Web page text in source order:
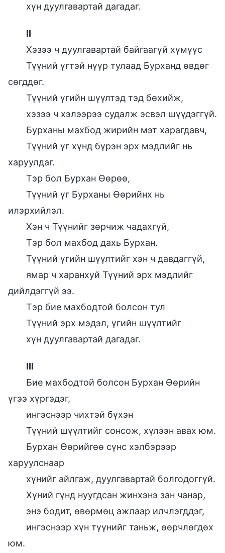
хүн дуулгавартай дагадаг.
II
Хэзээ ч дуулгавартай байгаагүй хүмүүс
Түүний үгтэй нүүр тулаад Бурханд өвдөг
сөгддөг.
Түүний үгийн шүүлтэд тэд бөхийж,
хэзээ ч хэлээрээ судалж эсвэл шүүдэггүй.
Бурханы махбод жирийн мэт харагдавч,
Түүний үг хүнд бүрэн эрх мэдлийг нь
харуулдаг.
Тэр бол Бурхан Өөрөө,
Түүний үг Бурханы Өөрийнх нь
илэрхийлэл.
Хэн ч Түүнийг зөрчиж чадахгүй,
Тэр бол махбод дахь Бурхан.
Түүний үгийн шүүлтийг хэн ч давдаггүй,
ямар ч харанхуй Түүний эрх мэдлийг
дийлдэггүй ээ.
Тэр бие махбодтой болсон тул
Түүний эрх мэдэл, үгийн шүүлтийг
хүн дуулгавартай дагадаг.
III
Бие махбодтой болсон Бурхан Өөрийн
үгээ хүргэдэг,
ингэснээр чихтэй бүхэн
Түүний шүүлтийг сонсож, хүлээн авах юм.
Бурхан Өөрийгөө сүнс хэлбэрээр
харуулснаар
хүнийг айлгаж, дуулгавартай болгодоггүй.
Хүний гүнд нуугдсан жинхэнэ зан чанар,
энэ бодит, өвөрмөц ажлаар илчлэгддэг,
ингэснээр хүн түүнийг таньж, өөрчлөгдөх
юм.